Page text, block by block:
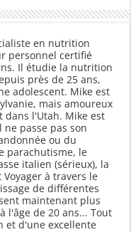
en nutrition
personnel certifié
Il étudie la nutrition
près de 25 ans,
adolescent. Mike est
mais amoureux
l'Utah. Mike est
passe pas son
ou du
parachutisme, le
italien (sérieux), la
à travers le
de différentes
maintenant plus
l'âge de 20 ans... Tout
et d'une excellente